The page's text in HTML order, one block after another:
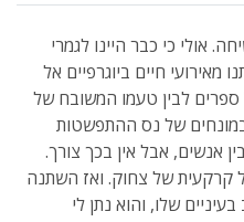
אולי כי כבר היינו לגמרי
מאירועי חיים ביוגרפיים אל
לבין טעמו המשובח של
של נס ההתפשטות
אנשים, אבל אין בכך צורך.
קרקעית של צחוק. ואז השתנה
שלו, והוא נתן לי